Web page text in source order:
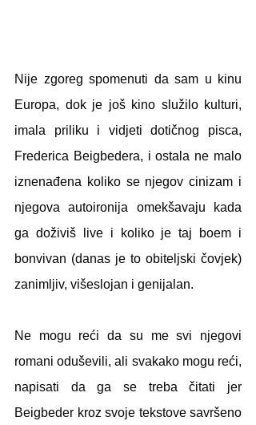
Nije zgoreg spomenuti da sam u kinu
Europa, dok je još kino služilo kulturi,
imala priliku i vidjeti dotičnog pisca,
Frederica Beigbedera, i ostala ne malo
iznenađena koliko se njegov cinizam i
njegova autoironija omekšavaju kada
ga doživiš live i koliko je taj boem i
bonvivan (danas je to obiteljski čovjek)
zanimljiv, višeslojan i genijalan.
Ne mogu reći da su me svi njegovi
romani oduševili, ali svakako mogu reći,
napisati da ga se treba čitati jer
Beigbeder kroz svoje tekstove savršeno